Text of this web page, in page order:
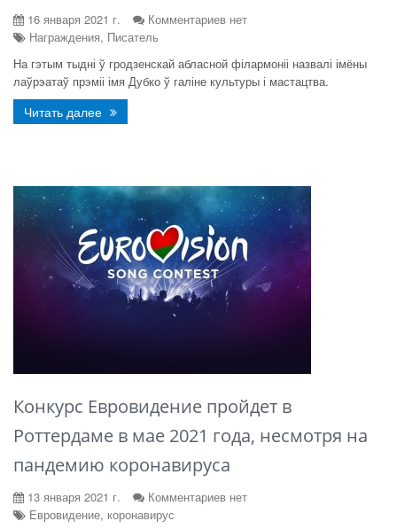
16 января 2021 г.
Комментариев нет
Награждения, Писатель
На гэтым тыдні ў гродзенскай абласной філармоніі назвалі імёны
лаўрэатаў прэміі імя Дубко ў галіне культуры і мастацтва.
Читать далее
Конкурс Евровидение пройдет в
Роттердаме в мае 2021 года, несмотря на
пандемию коронавируса
13 января 2021 г.
Комментариев нет
Евровидение, коронавирус